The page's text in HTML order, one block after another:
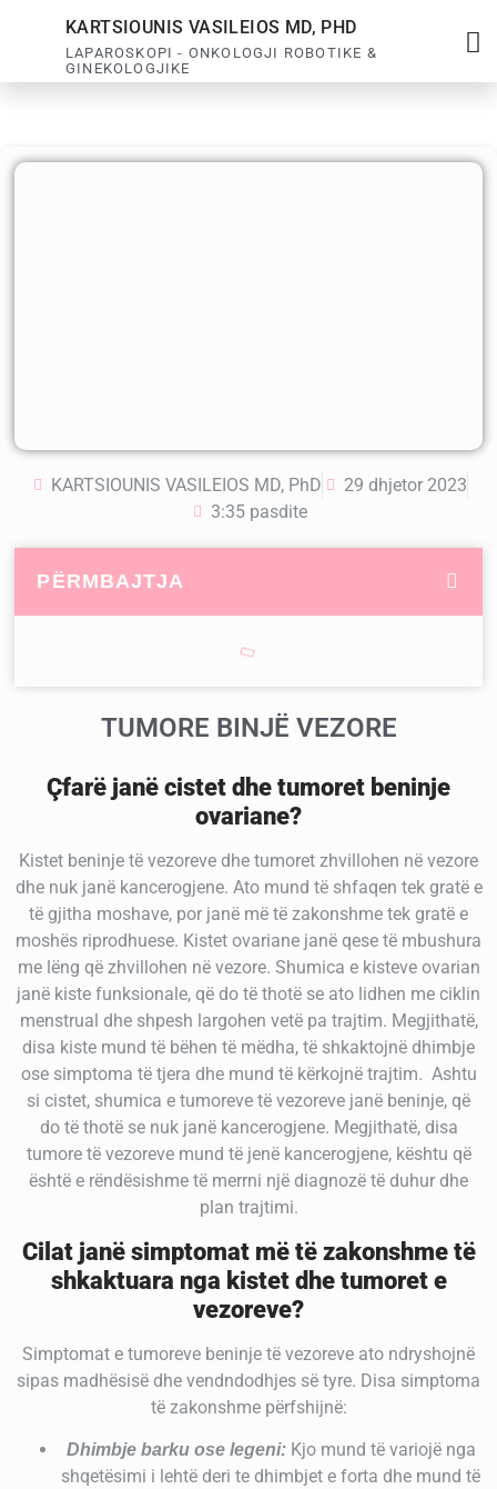
KARTSIOUNIS VASILEIOS MD, PHD
LAPAROSKOPI - ONKOLOGJI ROBOTIKE &
GINEKOLOGJIKE
KARTSIOUNIS VASILEIOS MD, PhD
29 dhjetor 2023
3:35 pasdite
PËRMBAJTJA
TUMORE BINJË VEZORE
Çfarë janë cistet dhe tumoret beninje
ovariane?
Kistet beninje të vezoreve dhe tumoret zhvillohen në vezore
dhe nuk janë kancerogjene. Ato mund të shfaqen tek gratë e
të gjitha moshave, por janë më të zakonshme tek gratë e
moshës riprodhuese. Kistet ovariane janë qese të mbushura
me lëng që zhvillohen në vezore. Shumica e kisteve ovarian
janë kiste funksionale, që do të thotë se ato lidhen me ciklin
menstrual dhe shpesh largohen vetë pa trajtim. Megjithatë,
disa kiste mund të bëhen të mëdha, të shkaktojnë dhimbje
ose simptoma të tjera dhe mund të kërkojnë trajtim. Ashtu
si cistet, shumica e tumoreve të vezoreve janë beninje, që
do të thotë se nuk janë kancerogjene. Megjithatë, disa
tumore të vezoreve mund të jenë kancerogjene, kështu që
është e rëndësishme të merrni një diagnozë të duhur dhe
plan trajtimi.
Cilat janë simptomat më të zakonshme të
shkaktuara nga kistet dhe tumoret e
vezoreve?
Simptomat e tumoreve beninje të vezoreve ato ndryshojnë
sipas madhësisë dhe vendndodhjes së tyre. Disa simptoma
të zakonshme përfshijnë:
Dhimbje barku ose legeni: Kjo mund të variojë nga
shqetësimi i lehtë deri te dhimbjet e forta dhe mund të